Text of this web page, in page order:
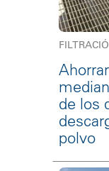
de los
polvo